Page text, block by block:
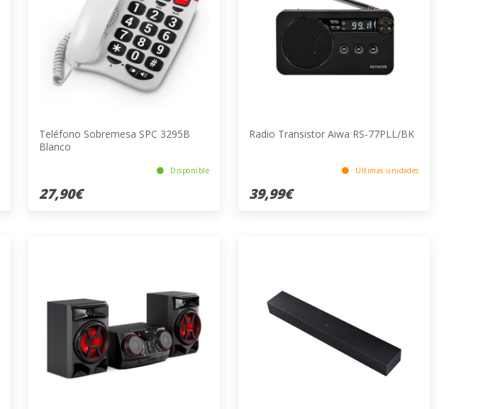
Teléfono Sobremesa SPC 3295B
Blanco
Disponible
27,90€
Radio Transistor Aiwa RS-77PLL/BK
Últimas unidades
39,99€